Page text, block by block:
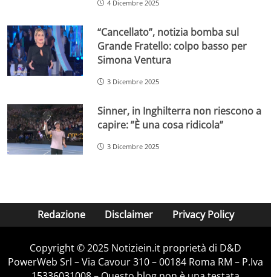
4 Dicembre 2025
“Cancellato”, notizia bomba sul
Grande Fratello: colpo basso per
Simona Ventura
3 Dicembre 2025
Sinner, in Inghilterra non riescono a
capire: ”È una cosa ridicola”
3 Dicembre 2025
Redazione Disclaimer Privacy Policy
Copyright © 2025 Notiziein.it proprietà di D&D
PowerWeb Srl – Via Cavour 310 – 00184 Roma RM – P.Iva